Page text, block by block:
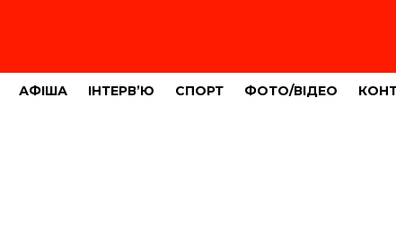
АФІША ІНТЕРВ’Ю СПОРТ ФОТО/ВІДЕО